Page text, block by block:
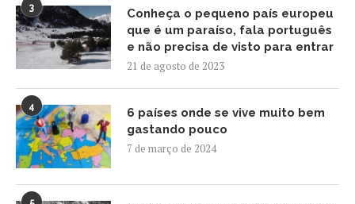
3
Conheça o pequeno país europeu
que é um paraíso, fala português
e não precisa de visto para entrar
21 de agosto de 2023
4
6 países onde se vive muito bem
gastando pouco
7 de março de 2024